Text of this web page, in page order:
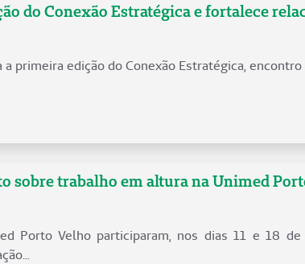
do Conexão Estratégica e fortalece
primeira edição do Conexão Estratégica,
sobre trabalho em altura na Unimed
Porto Velho participaram, nos dias 11 e 18